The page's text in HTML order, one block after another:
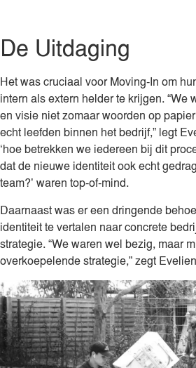
De Uitdaging
Het was cruciaal voor Moving-In om
intern als extern helder te krijgen. “We
en visie niet zomaar woorden op
echt leefden binnen het bedrijf,” legt
‘hoe betrekken we iedereen bij dit
dat de nieuwe identiteit ook echt
team?’ waren top-of-mind.
Daarnaast was er een dringende
identiteit te vertalen naar concrete
strategie. “We waren wel bezig, maar
overkoepelende strategie,” zegt